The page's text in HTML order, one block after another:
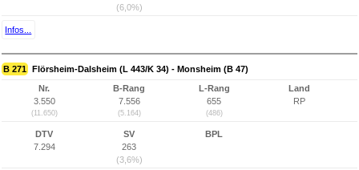
(6,0%)
Infos...
B 271 Flörsheim-Dalsheim (L 443/K 34) - Monsheim (B 47)
Nr.
3.550
(11.650)
B-Rang
7.556
(5.164)
L-Rang
655
(486)
Land
RP
DTV
7.294
SV
263
(3,6%)
BPL